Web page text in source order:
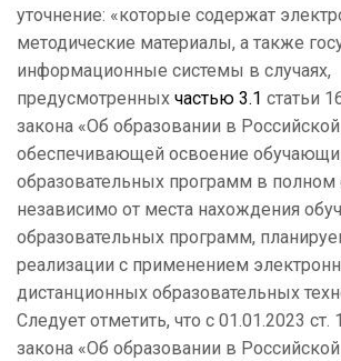
уточнение: «которые содержат
методические материалы, а также
информационные системы в случаях,
предусмотренных частью 3.1 статьи
закона «Об образовании в
обеспечивающей освоение
образовательных программ в
независимо от места нахождения
образовательных программ,
реализации с применением
дистанционных образовательных
Следует отметить, что с 01.01.2023
закона «Об образовании в